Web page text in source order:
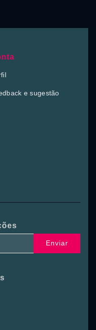
e sugestão
Enviar